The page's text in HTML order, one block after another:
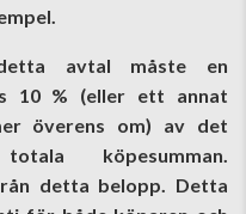
avtal måste en
10 % (eller ett annat
överens om) av det
köpesumman.
detta belopp. Detta